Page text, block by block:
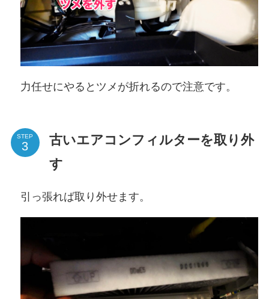
力任せにやるとツメが折れるので注意です。
STEP
古いエアコンフィルターを取り外
す
引っ張れば取り外せます。